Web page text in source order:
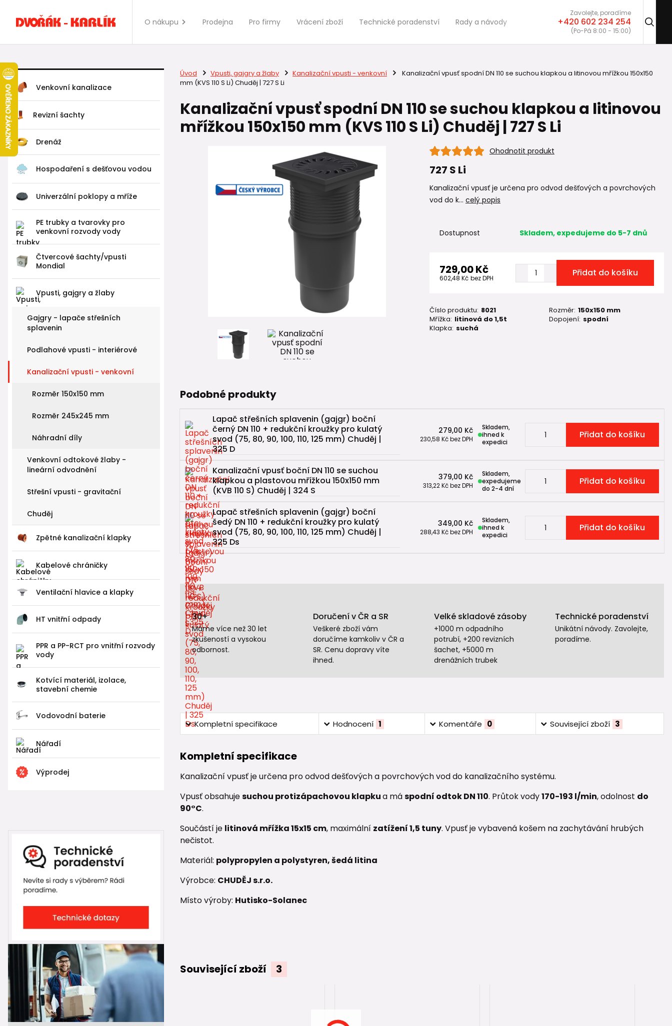
O nákupu Prodejna Pro firmy Vrácení zboží Technické poradenství Rady a návody
Zavolejte, poradíme
+420 602 234 254
(Po-Pá 8:00 - 15:00)
Venkovní kanalizace
Revizní šachty
Drenáž
Hospodaření s dešťovou vodou
Univerzální poklopy a mříže
PE trubky a tvarovky pro
venkovní rozvody vody
Čtvercové šachty/vpusti
Mondial
Vpusti, gajgry a žlaby
Gajgry - lapače střešních
splavenin
Podlahové vpusti - interiérové
Kanalizační vpusti - venkovní
Rozměr 150x150 mm
Rozměr 245x245 mm
Náhradní díly
Venkovní odtokové žlaby -
lineární odvodnění
Střešní vpusti - gravitační
Chuděj
Zpětné kanalizační klapky
Kabelové chráničky
Ventilační hlavice a klapky
HT vnitřní odpady
PPR a PP-RCT pro vnitřní rozvody
vody
Kotvící materiál, izolace,
stavební chemie
Vodovodní baterie
Nářadí
Výprodej
Úvod Vpusti, gajgry a žlaby Kanalizační vpusti - venkovní
Kanalizační vpusť spodní DN 110 se suchou klapkou a litinovou mřížkou 150x150
mm (KVS 110 S Li) Chuděj | 727 S Li
Kanalizační vpusť spodní DN 110 se suchou klapkou a litinovou
mřížkou 150x150 mm (KVS 110 S Li) Chuděj | 727 S Li
Ohodnotit produkt
727 S Li
Kanalizační vpusť je určena pro odvod dešťových a povrchových
vod do k... celý popis
Dostupnost Skladem, expedujeme do 5-7 dnů
729,00 Kč
602,48 Kč bez DPH Přidat do košíku
Číslo produktu: 8021 Rozměr: 150x150 mm
Mřížka: litinová do 1,5t Dopojení: spodní
Klapka: suchá
Podobné produkty
Lapač střešních splavenin (gajgr) boční
černý DN 110 + redukční kroužky pro kulatý
svod (75, 80, 90, 100, 110, 125 mm) Chuděj |
325 D
279,00 Kč
230,58 Kčbez DPH
Skladem,
ihned k
expedici
Přidat do košíku
Kanalizační vpusť boční DN 110 se suchou
klapkou a plastovou mřížkou 150x150 mm
(KVB 110 S) Chuděj | 324 S
379,00 Kč
313,22 Kčbez DPH
Skladem,
expedujeme
do 2-4 dní
Přidat do košíku
Lapač střešních splavenin (gajgr) boční
šedý DN 110 + redukční kroužky pro kulatý
svod (75, 80, 90, 100, 110, 125 mm) Chuděj |
325 Ds
349,00 Kč
288,43 Kčbez DPH
Skladem,
ihned k
expedici
Přidat do košíku
30+
Máme více než 30 let
zkušeností a vysokou
odbornost.
Doručení v ČR a SR
Veškeré zboží vám
doručíme kamkoliv v ČR a
SR. Cenu dopravy víte
ihned.
Velké skladové zásoby
+1000 m odpadního
potrubí, +200 revizních
šachet, +5000 m
drenážních trubek
Technické poradenství
Unikátní návody. Zavolejte,
poradíme.
Kompletní specifikace Hodnocení 1 Komentáře 0 Související zboží 3
Kompletní specifikace
Kanalizační vpusť je určena pro odvod dešťových a povrchových vod do kanalizačního systému.
Vpusť obsahujesuchou protizápachovou klapkua máspodní odtok DN 110. Průtok vody170-193 l/min, odolnost do
90°C.
Součástí je litinová mřížka 15x15 cm, maximální zatížení 1,5 tuny. Vpusť je vybavená košem na zachytávání hrubých
nečistot.
Materiál: polypropylen a polystyren, šedá litina
Výrobce: CHUDĚJ s.r.o.
Místo výroby: Hutisko-Solanec
Související zboží 3